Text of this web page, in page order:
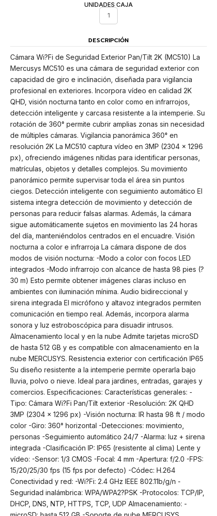
UNIDADES CAJA
1
DESCRIPCIÓN
Cámara Wi?Fi de Seguridad Exterior Pan/Tilt 2K (MC510) La
Mercusys MC510 es una cámara de seguridad exterior con
capacidad de giro e inclinación, diseñada para vigilancia
profesional en exteriores. Incorpora vídeo en calidad 2K
QHD, visión nocturna tanto en color como en infrarrojos,
detección inteligente y carcasa resistente a la intemperie. Su
rotación de 360° permite cubrir amplias zonas sin necesidad
de múltiples cámaras. Vigilancia panorámica 360° en
resolución 2K La MC510 captura vídeo en 3MP (2304 × 1296
px), ofreciendo imágenes nítidas para identificar personas,
matrículas, objetos y detalles complejos. Su movimiento
panorámico permite supervisar toda el área sin puntos
ciegos. Detección inteligente con seguimiento automático El
sistema integra detección de movimiento y detección de
personas para reducir falsas alarmas. Además, la cámara
sigue automáticamente sujetos en movimiento las 24 horas
del día, manteniéndolos centrados en el encuadre. Visión
nocturna a color e infrarroja La cámara dispone de dos
modos de visión nocturna: -Modo a color con focos LED
integrados -Modo infrarrojo con alcance de hasta 98 pies (?
30 m) Esto permite obtener imágenes claras incluso en
ambientes con iluminación mínima. Audio bidireccional y
sirena integrada El micrófono y altavoz integrados permiten
comunicación en tiempo real. Además, incorpora alarma
sonora y luz estroboscópica para disuadir intrusos.
Almacenamiento local y en la nube Admite tarjetas microSD
de hasta 512 GB y es compatible con almacenamiento en la
nube MERCUSYS. Resistencia exterior con certificación IP65
Su diseño resistente a la intemperie permite operarla bajo
lluvia, polvo o nieve. Ideal para jardines, entradas, garajes y
comercios. Especificaciones: Características generales: -
Tipo: Cámara Wi?Fi Pan/Tilt exterior -Resolución: 2K QHD
3MP (2304 × 1296 px) -Visión nocturna: IR hasta 98 ft / modo
color -Giro: 360° horizontal -Detecciones: movimiento,
personas -Seguimiento automático 24/7 -Alarma: luz + sirena
integrada -Clasificación IP: IP65 (resistente al clima) Lente y
vídeo: -Sensor: 1/3 CMOS -Focal: 4 mm -Apertura: f/2.0 -FPS:
15/20/25/30 fps (15 fps por defecto) -Códec: H.264
Conectividad y red: -Wi?Fi: 2.4 GHz IEEE 802.11b/g/n -
Seguridad inalámbrica: WPA/WPA2?PSK -Protocolos: TCP/IP,
DHCP, DNS, NTP, HTTPS, TCP, UDP Almacenamiento: -